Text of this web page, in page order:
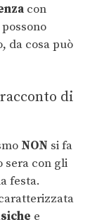
con
da cosa può
di
NON si fa
sera con gli
festa.
e